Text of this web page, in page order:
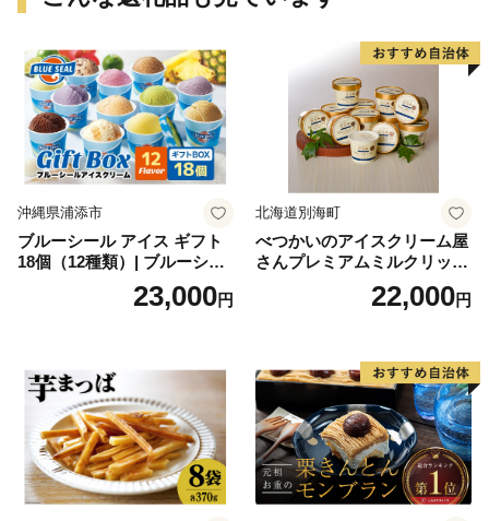
沖縄県浦添市
ブルーシール アイス ギフト
18個（12種類）| ブルーシー
ルアイス ブルーシールアイ
スクリーム 着日指定可能 送
誕生日 カップ 詰め合わせ バ
ラエティ | バニラ チョコレー
ト ストロベリー ピスタチオ
バニラ＆クッキー ウベ 沖縄
紅イモ 塩ちんすこう 沖縄シ
ークヮーサー 沖縄黒糖 琉球
ロイヤルミルクティ 沖縄パ
イン
23,000円
北海道別海町
べつかいのアイスクリーム屋
さんプレミアムミルクリッチ
12個（AP-01）（ 北海道アイ
ス 北海道産アイス アイス ア
道産アイス 道産アイスクリ
ーム ギフト 詰合せ 詰め合わ
せ ふるさと納税 ）
22,000円